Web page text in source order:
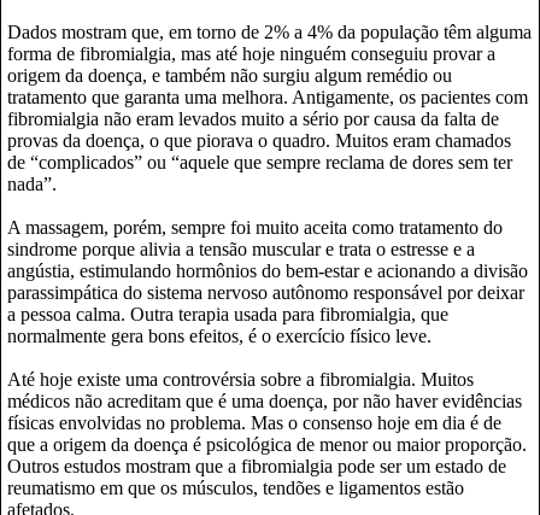
Dados mostram que, em torno de 2% a 4% da população têm alguma
forma de fibromialgia, mas até hoje ninguém conseguiu provar a
origem da doença, e também não surgiu algum remédio ou
tratamento que garanta uma melhora. Antigamente, os pacientes com
fibromialgia não eram levados muito a sério por causa da falta de
provas da doença, o que piorava o quadro. Muitos eram chamados
de “complicados” ou “aquele que sempre reclama de dores sem ter
nada”.
A massagem, porém, sempre foi muito aceita como tratamento do
sindrome porque alivia a tensão muscular e trata o estresse e a
angústia, estimulando hormônios do bem-estar e acionando a divisão
parassimpática do sistema nervoso autônomo responsável por deixar
a pessoa calma. Outra terapia usada para fibromialgia, que
normalmente gera bons efeitos, é o exercício físico leve.
Até hoje existe uma controvérsia sobre a fibromialgia. Muitos
médicos não acreditam que é uma doença, por não haver evidências
físicas envolvidas no problema. Mas o consenso hoje em dia é de
que a origem da doença é psicológica de menor ou maior proporção.
Outros estudos mostram que a fibromialgia pode ser um estado de
reumatismo em que os músculos, tendões e ligamentos estão
afetados.